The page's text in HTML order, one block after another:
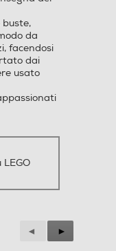
da
facendosi
dai
usato
Precedente
Reviews
◄
Successiva
Reviews
►